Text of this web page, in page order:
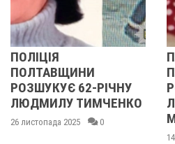
ПОЛТАВЩИНИ
РОЗШУКУЄ 67-
ЛЮДМИЛУ
МАЛИНЕНКО